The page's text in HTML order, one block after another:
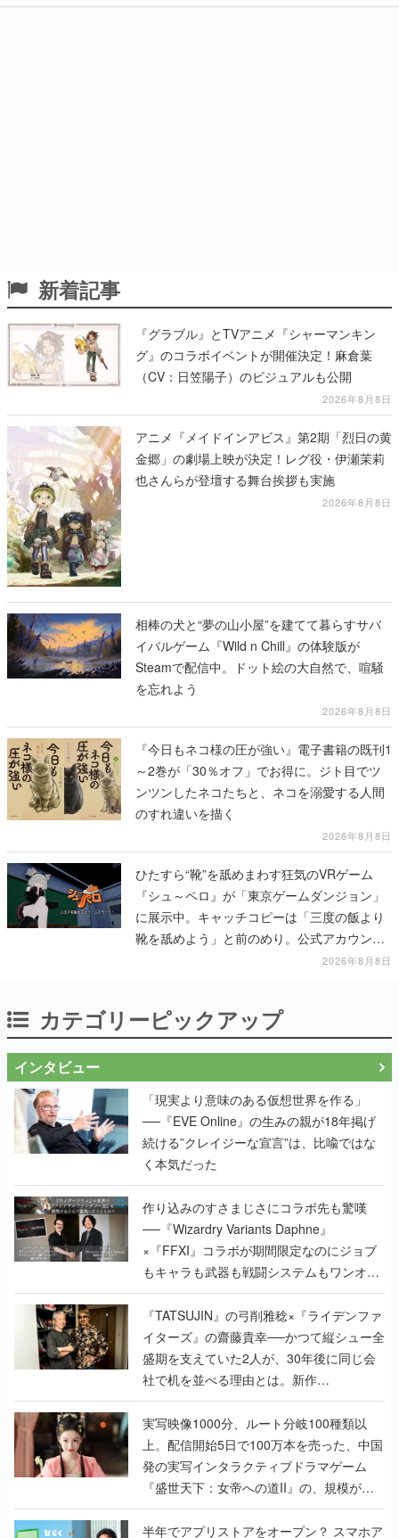
新着記事
『グラブル』とTVアニメ『シャーマンキン
グ』のコラボイベントが開催決定！麻倉葉
（CV：日笠陽子）のビジュアルも公開
2026年8月8日
アニメ『メイドインアビス』第2期「烈日の黄
金郷」の劇場上映が決定！レグ役・伊瀬茉莉
也さんらが登壇する舞台挨拶も実施
2026年8月8日
相棒の犬と“夢の山小屋”を建てて暮らすサバ
イバルゲーム『Wild n Chill』の体験版が
Steamで配信中。ドット絵の大自然で、喧騒
を忘れよう
2026年8月8日
『今日もネコ様の圧が強い』電子書籍の既刊1
～2巻が「30％オフ」でお得に。ジト目でツ
ンツンしたネコたちと、ネコを溺愛する人間
のすれ違いを描く
2026年8月8日
ひたすら“靴”を舐めまわす狂気のVRゲーム
『シュ～ペロ』が「東京ゲームダンジョン」
に展示中。キャッチコピーは「三度の飯より
靴を舐めよう」と前のめり。公式アカウント
も開設され、2026年リリースに向けて開発中
2026年8月8日
カテゴリーピックアップ
インタビュー
「現実より意味のある仮想世界を作る」
──『EVE Online』の生みの親が18年掲げ
続ける”クレイジーな宣言”は、比喩ではな
く本気だった
作り込みのすさまじさにコラボ先も驚嘆
──『Wizardry Variants Daphne』
×『FFXI』コラボが期間限定なのにジョブ
もキャラも武器も戦闘システムもワンオフ
で作り込まれた理由を両ディレクターに聞
く
『TATSUJIN』の弓削雅稔×『ライデンファ
イターズ』の齋藤貴幸──かつて縦シュー全
盛期を支えていた2人が、30年後に同じ会
社で机を並べる理由とは。新作
『TATSUJIN EXTREME』で初タッグを組
んだレジェンド2人に訊く開発秘話
実写映像1000分、ルート分岐100種類以
上。配信開始5日で100万本を売った、中国
発の実写インタラクティブドラマゲーム
『盛世天下：女帝への道II』の、規模が違
うこだわりをプロデューサーに聞いた
半年でアプリストアをオープン？ スマホア